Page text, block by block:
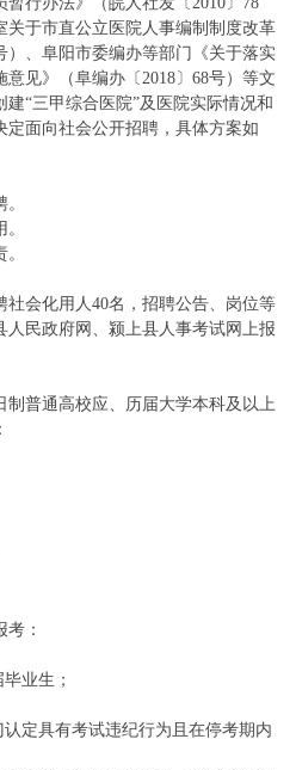
关于市直公立医院人事编制制度改革
）、阜阳市委编办等部门《关于落实
见》（阜编办〔2018〕68号）等文
“三甲综合医院”及医院实际情况和
面向社会公开招聘，具体方案如
社会化用人40名，招聘公告、岗位等
人民政府网、颍上县人事考试网上报
普通高校应、历届大学本科及以上
：
业生；
定具有考试违纪行为且在停考期内